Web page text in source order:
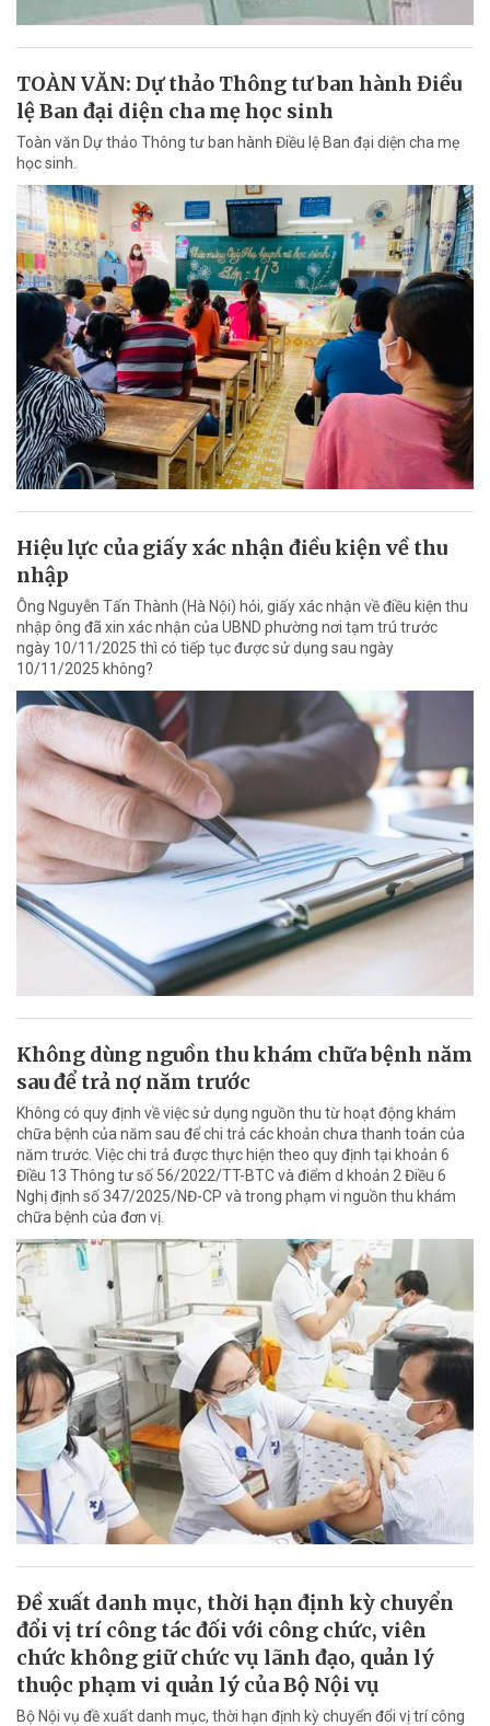
TOÀN VĂN: Dự thảo Thông tư ban hành Điều
lệ Ban đại diện cha mẹ học sinh
Toàn văn Dự thảo Thông tư ban hành Điều lệ Ban đại diện cha mẹ
học sinh.
Hiệu lực của giấy xác nhận điều kiện về thu
nhập
Ông Nguyễn Tấn Thành (Hà Nội) hỏi, giấy xác nhận về điều kiện thu
nhập ông đã xin xác nhận của UBND phường nơi tạm trú trước
ngày 10/11/2025 thì có tiếp tục được sử dụng sau ngày
10/11/2025 không?
Không dùng nguồn thu khám chữa bệnh năm
sau để trả nợ năm trước
Không có quy định về việc sử dụng nguồn thu từ hoạt động khám
chữa bệnh của năm sau để chi trả các khoản chưa thanh toán của
năm trước. Việc chi trả được thực hiện theo quy định tại khoản 6
Điều 13 Thông tư số 56/2022/TT-BTC và điểm d khoản 2 Điều 6
Nghị định số 347/2025/NĐ-CP và trong phạm vi nguồn thu khám
chữa bệnh của đơn vị.
Đề xuất danh mục, thời hạn định kỳ chuyển
đổi vị trí công tác đối với công chức, viên
chức không giữ chức vụ lãnh đạo, quản lý
thuộc phạm vi quản lý của Bộ Nội vụ
Bộ Nội vụ đề xuất danh mục, thời hạn định kỳ chuyển đổi vị trí công